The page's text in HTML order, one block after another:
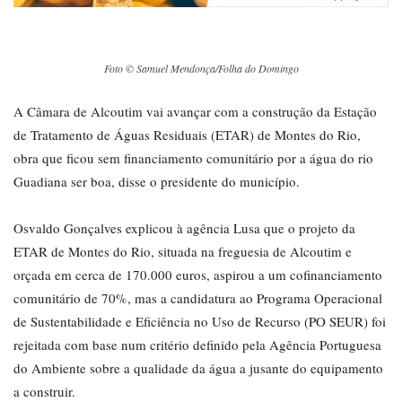
Foto © Samuel Mendonça/Folha do Domingo
A Câmara de Alcoutim vai avançar com a construção da Estação
de Tratamento de Águas Residuais (ETAR) de Montes do Rio,
obra que ficou sem financiamento comunitário por a água do rio
Guadiana ser boa, disse o presidente do município.
Osvaldo Gonçalves explicou à agência Lusa que o projeto da
ETAR de Montes do Rio, situada na freguesia de Alcoutim e
orçada em cerca de 170.000 euros, aspirou a um cofinanciamento
comunitário de 70%, mas a candidatura ao Programa Operacional
de Sustentabilidade e Eficiência no Uso de Recurso (PO SEUR) foi
rejeitada com base num critério definido pela Agência Portuguesa
do Ambiente sobre a qualidade da água a jusante do equipamento
a construir.